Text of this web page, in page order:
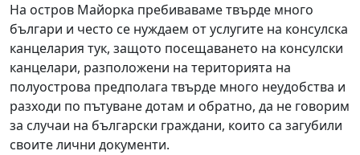
На остров Майорка пребиваваме твърде много
българи и често се нуждаем от услугите на консулска
канцелария тук, защото посещаването на консулски
канцелари, разположени на територията на
полуострова предполага твърде много неудобства и
разходи по пътуване дотам и обратно, да не говорим
за случаи на български граждани, които са загубили
своите лични документи.